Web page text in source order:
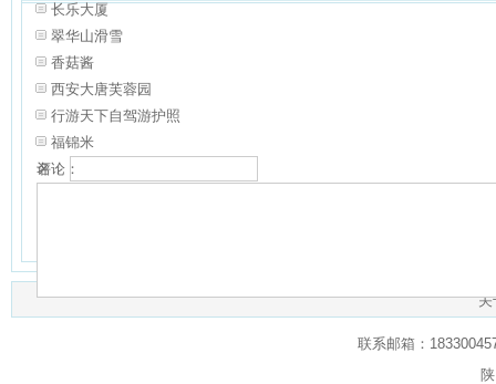
长乐大厦
翠华山滑雪
香菇酱
西安大唐芙蓉园
行游天下自驾游护照
福锦米
名：
评论：
关
联系邮箱：